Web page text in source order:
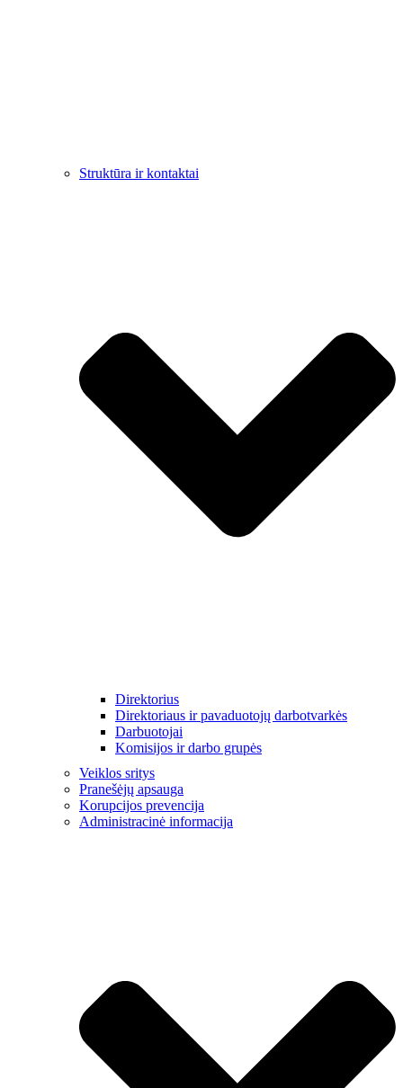
Struktūra ir kontaktai
Direktorius
Direktoriaus ir pavaduotojų darbotvarkės
Darbuotojai
Komisijos ir darbo grupės
Veiklos sritys
Pranešėjų apsauga
Korupcijos prevencija
Administracinė informacija